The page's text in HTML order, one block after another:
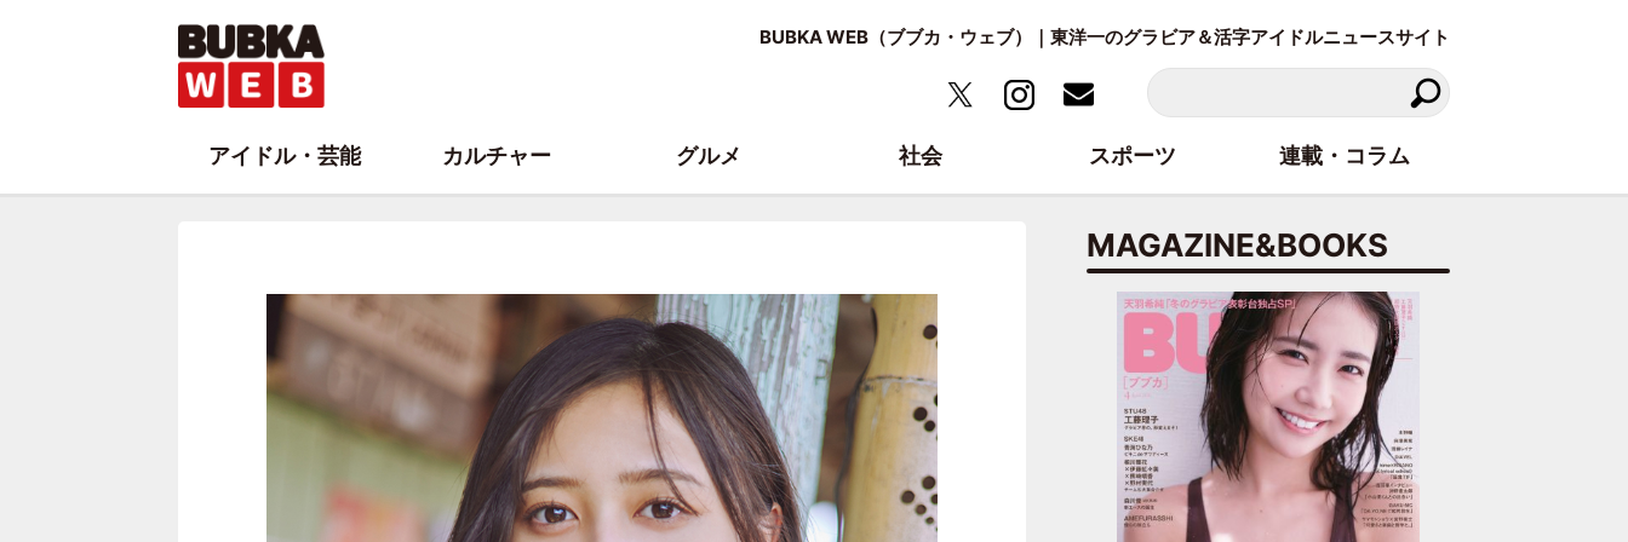
BUBKA WEB（ブブカ・ウェブ）｜東洋一のグラビア＆活字アイドルニュースサイト
MAGAZINE&BOOKS
アイドル・芸能 カルチャー グルメ 社会 スポーツ 連載・コラム